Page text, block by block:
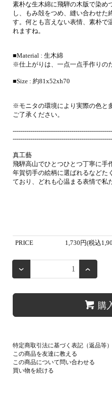
素朴な生木綿に飛騨の木版で染め
し、もみ殻をつめ、縫い合わせた
す。何とも言えない表情、素朴で
れますね。
■Material : 生木綿
※仕上がりは、一点一点手作りの
■Size : 約81x52xh70
※モニタの環境により実際の色と
ご了承ください。
真工藝
飛騨高山でひとつひとつ丁寧に手
年賀切手の絵柄に選ばれるなどた
ており、どれも心温まる表情で私
PRICE 1,730円(税込
購
特定商取引法に基づく表記（返品等）
この商品を友達に教える
この商品について問い合わせる
買い物を続ける